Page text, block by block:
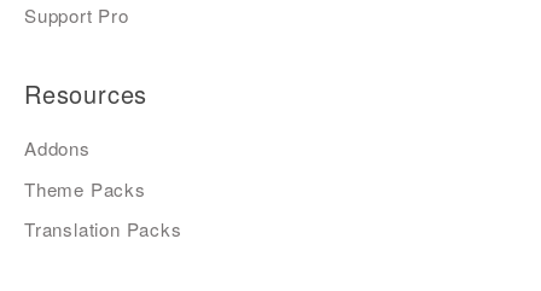
Support Pro
Resources
Addons
Theme Packs
Translation Packs